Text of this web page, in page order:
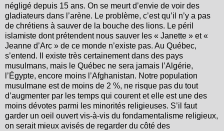
négligé depuis 15 ans. On se meurt d’envie de voir des
gladiateurs dans l’arène. Le problème, c’est qu’il n’y a pas
de chrétiens à sauver de la bouche des lions. Le péril
islamiste dont prétendent nous sauver les « Janette » et «
Jeanne d’Arc » de ce monde n’existe pas. Au Québec,
s’entend. Il existe très certainement dans des pays
musulmans, mais le Québec ne sera jamais l’Algérie,
l’Égypte, encore moins l’Afghanistan. Notre population
musulmane est de moins de 2 %, ne risque pas du tout
d’augmenter par les temps qui courent et elle est une des
moins dévotes parmi les minorités religieuses. S’il faut
garder un oeil ouvert vis-à-vis du fondamentalisme religieux,
on serait mieux avisés de regarder du côté des